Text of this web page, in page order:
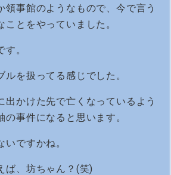
領事館のようなもので、今で言う
ことをやっていました。
。
ルを扱ってる感じでした。
出かけた先で亡くなっているよう
の事件になると思います。
ですかね。
ば、坊ちゃん？(笑)